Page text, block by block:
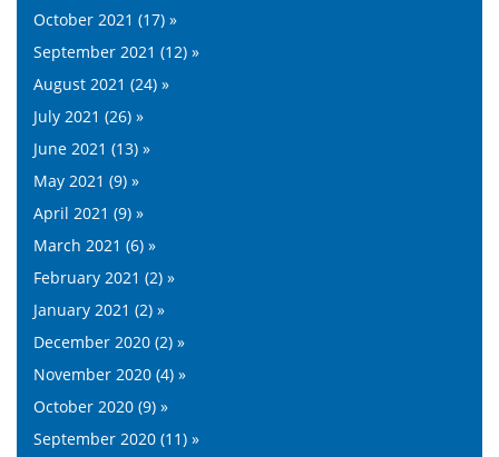
October 2021 (17) »
September 2021 (12) »
August 2021 (24) »
July 2021 (26) »
June 2021 (13) »
May 2021 (9) »
April 2021 (9) »
March 2021 (6) »
February 2021 (2) »
January 2021 (2) »
December 2020 (2) »
November 2020 (4) »
October 2020 (9) »
September 2020 (11) »